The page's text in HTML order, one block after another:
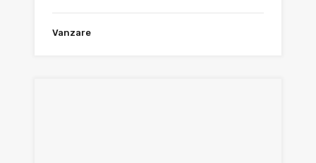
Vanzare